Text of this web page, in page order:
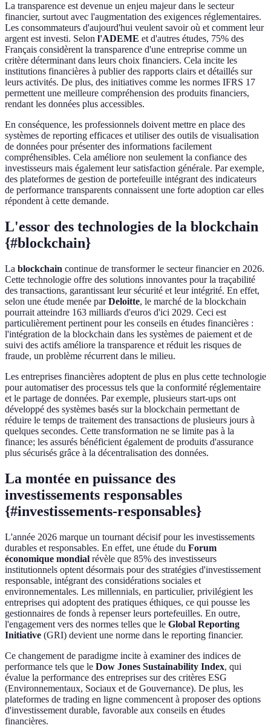
La transparence est devenue un enjeu majeur dans le secteur
financier, surtout avec l'augmentation des exigences réglementaires.
Les consommateurs d'aujourd'hui veulent savoir où et comment leur
argent est investi. Selon l'ADEME et d'autres études, 75% des
Français considèrent la transparence d'une entreprise comme un
critère déterminant dans leurs choix financiers. Cela incite les
institutions financières à publier des rapports clairs et détaillés sur
leurs activités. De plus, des initiatives comme les normes IFRS 17
permettent une meilleure compréhension des produits financiers,
rendant les données plus accessibles.
En conséquence, les professionnels doivent mettre en place des
systèmes de reporting efficaces et utiliser des outils de visualisation
de données pour présenter des informations facilement
compréhensibles. Cela améliore non seulement la confiance des
investisseurs mais également leur satisfaction générale. Par exemple,
des plateformes de gestion de portefeuille intégrant des indicateurs
de performance transparents connaissent une forte adoption car elles
répondent à cette demande.
L'essor des technologies de la blockchain
{#blockchain}
La blockchain continue de transformer le secteur financier en 2026.
Cette technologie offre des solutions innovantes pour la traçabilité
des transactions, garantissant leur sécurité et leur intégrité. En effet,
selon une étude menée parDeloitte, le marché de la blockchain
pourrait atteindre 163 milliards d'euros d'ici 2029. Ceci est
particulièrement pertinent pour les conseils en études financières :
l'intégration de la blockchain dans les systèmes de paiement et de
suivi des actifs améliore la transparence et réduit les risques de
fraude, un problème récurrent dans le milieu.
Les entreprises financières adoptent de plus en plus cette technologie
pour automatiser des processus tels que la conformité réglementaire
et le partage de données. Par exemple, plusieurs start-ups ont
développé des systèmes basés sur la blockchain permettant de
réduire le temps de traitement des transactions de plusieurs jours à
quelques secondes. Cette transformation ne se limite pas à la
finance; les assurés bénéficient également de produits d'assurance
plus sécurisés grâce à la décentralisation des données.
La montée en puissance des
investissements responsables
{#investissements-responsables}
L'année 2026 marque un tournant décisif pour les investissements
durables et responsables. En effet, une étude du Forum
économique mondial révèle que 85% des investisseurs
institutionnels optent désormais pour des stratégies d'investissement
responsable, intégrant des considérations sociales et
environnementales. Les millennials, en particulier, privilégient les
entreprises qui adoptent des pratiques éthiques, ce qui pousse les
gestionnaires de fonds à repenser leurs portefeuilles. En outre,
l'engagement vers des normes telles que le Global Reporting
Initiative (GRI) devient une norme dans le reporting financier.
Ce changement de paradigme incite à examiner des indices de
performance tels que le Dow Jones Sustainability Index, qui
évalue la performance des entreprises sur des critères ESG
(Environnementaux, Sociaux et de Gouvernance). De plus, les
plateformes de trading en ligne commencent à proposer des options
d'investissement durable, favorable aux conseils en études
financières.